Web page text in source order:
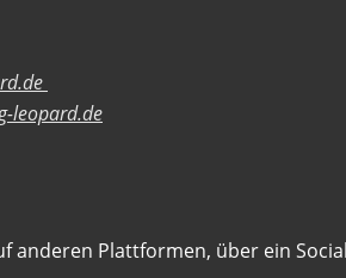
leopard.de
anderen Plattformen, über ein